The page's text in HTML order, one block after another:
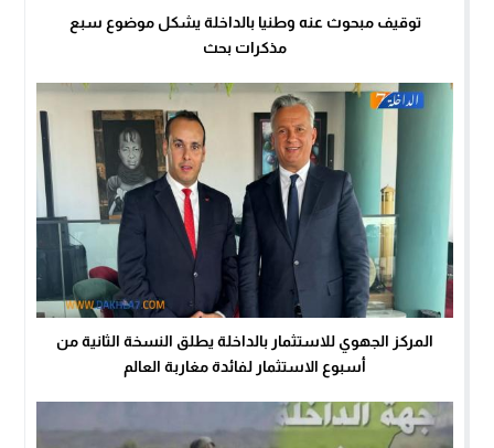
توقيف مبحوث عنه وطنيا بالداخلة يشكل موضوع سبع
مذكرات بحث
المركز الجهوي للاستثمار بالداخلة يطلق النسخة الثانية من
أسبوع الاستثمار لفائدة مغاربة العالم